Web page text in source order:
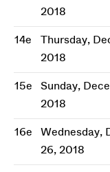
2018
14e
Thursday,
2018
15e
Sunday,
2018
16e
Wednesday,
26, 2018